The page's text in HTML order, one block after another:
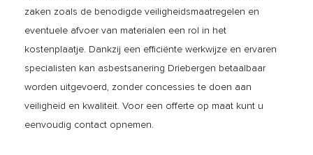
zaken zoals de benodigde veiligheidsmaatregelen en
eventuele afvoer van materialen een rol in het
kostenplaatje. Dankzij een efficiënte werkwijze en ervaren
specialisten kan asbestsanering Driebergen betaalbaar
worden uitgevoerd, zonder concessies te doen aan
veiligheid en kwaliteit. Voor een offerte op maat kunt u
eenvoudig contact opnemen.